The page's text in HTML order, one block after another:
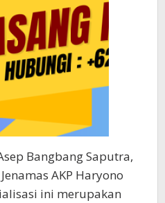
Bangbang Saputra,
AKP Haryono
ini merupakan